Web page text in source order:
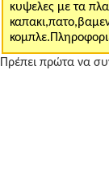
κυψελες με τα
Πρέπει πρώτα να